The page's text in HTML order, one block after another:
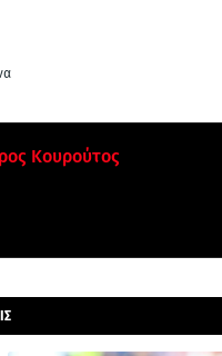
Κουρούτος